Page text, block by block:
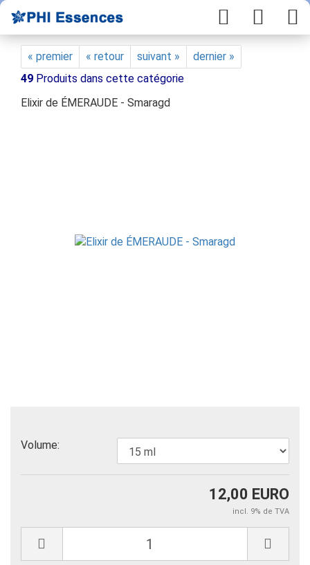
« premier « retour suivant »
dernier »
49 Produits dans cette catégorie
Elixir de ÉMERAUDE - Smaragd
Volume:
12,00 EURO
incl. 9% de TVA